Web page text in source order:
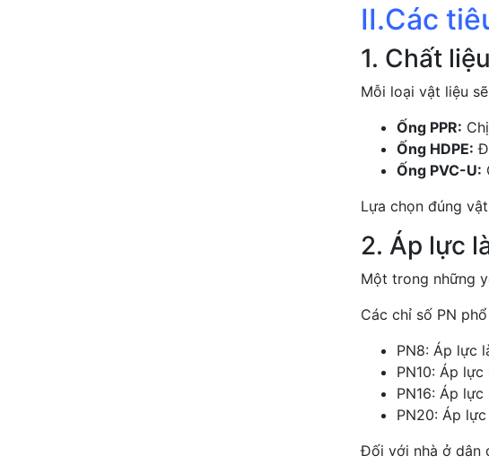
II.Các
1. Chất
Mỗi loại vật liệu
Ống PPR:
Ống HDPE:
Ống PVC-U:
Lựa chọn đúng
2. Áp lực
Một trong những
Các chỉ số PN
PN8: Áp lực
PN10: Áp
PN16: Áp
PN20: Áp
Đối với nhà ở dân